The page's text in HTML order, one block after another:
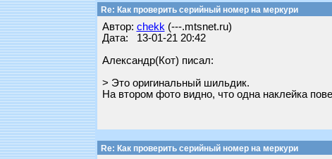
Re: Как проверить серийный номер на меркури
Автор: chekk (---.mtsnet.ru)
Дата: 13-01-21 20:42
Александр(Кот) писал:
> Это оригинальный шильдик.
На втором фото видно, что одна наклейка
Re: Как проверить серийный номер на меркури